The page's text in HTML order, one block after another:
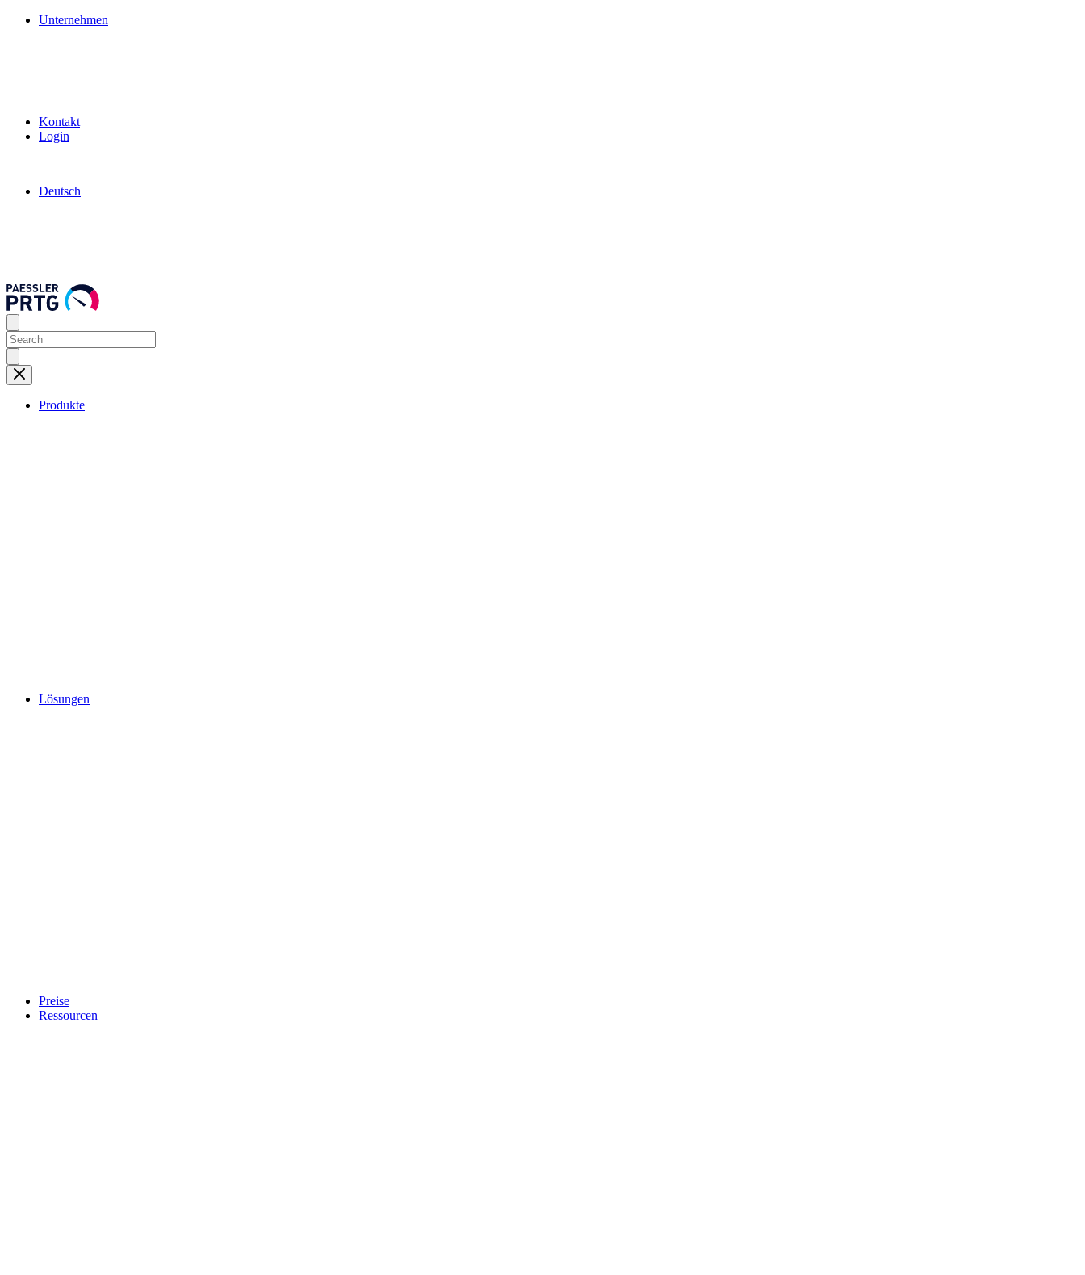
Unternehmen
Kontakt
Login
Deutsch
Produkte
Lösungen
Preise
Ressourcen